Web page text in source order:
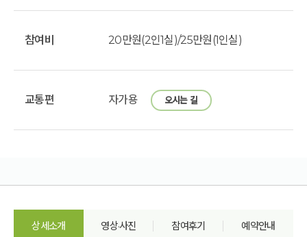
참여비 20만원(2인1실)/25만원(1인실)
교통편 자가용 오시는 길
상세소개 영상·사진 참여후기 예약안내